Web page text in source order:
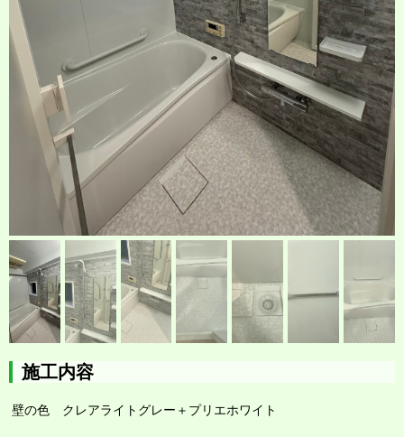
施工内容
壁の色 クレアライトグレー＋プリエホワイト